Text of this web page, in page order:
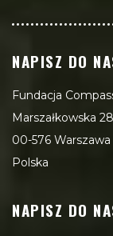
NAPISZ DO
Fundacja
Marszałkowska
00-576 Warszawa
Polska
NAPISZ DO